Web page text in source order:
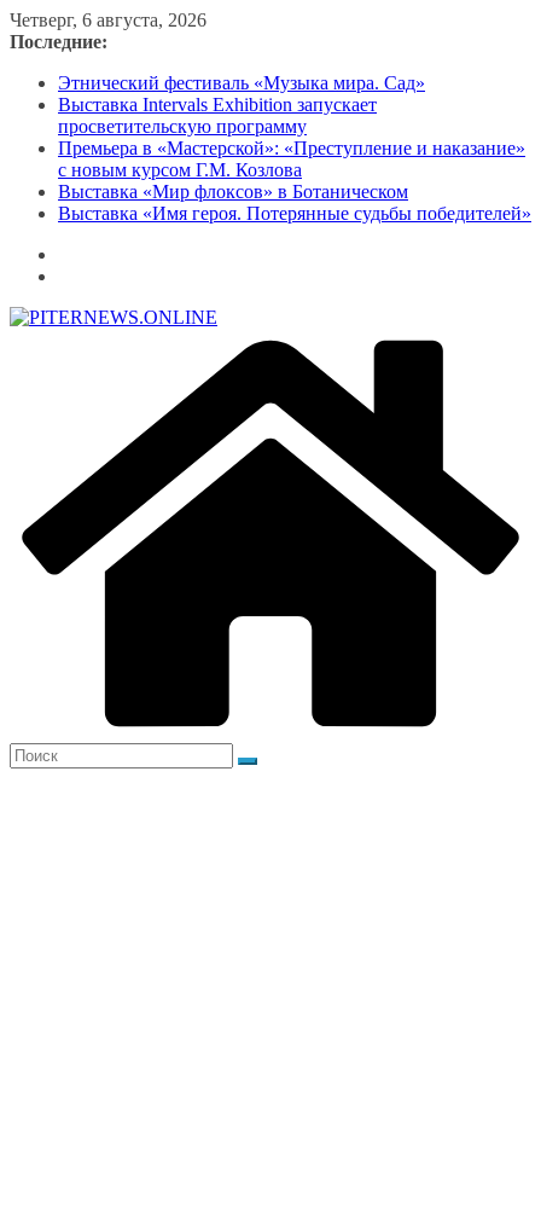
Перейти
к
Четверг, 6 августа, 2026
Последние:
Этнический фестиваль «Музыка мира. Сад»
Выставка Intervals Exhibition запускает
просветительскую программу
Премьера в «Мастерской»: «Преступление и наказание»
с новым курсом Г.М. Козлова
Выставка «Мир флоксов» в Ботаническом
Выставка «Имя героя. Потерянные судьбы победителей»